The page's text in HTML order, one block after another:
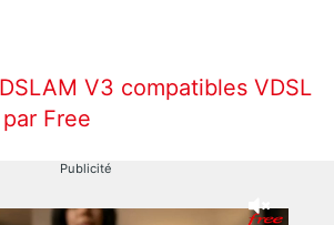
V3 compatibles VDSL
Free
Publicité